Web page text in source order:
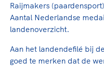
Raijmakers (paardensport)
Aantal Nederlandse
landenoverzicht.
Aan het landendefilé bij
goed te merken dat de